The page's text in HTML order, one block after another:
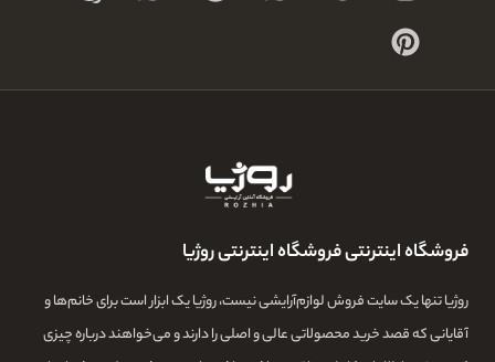
فروشگاه اینترنتی فروشگاه اینترنتی روژیا
روژیا تنها یک سایت فروش لوازم‌آرایشی نیست، روژیا یک ابزار است برای خانم‌ها و
آقایانی که قصد خرید محصولاتی عالی و اصلی را دارند و می‌خواهند درباره چیزی